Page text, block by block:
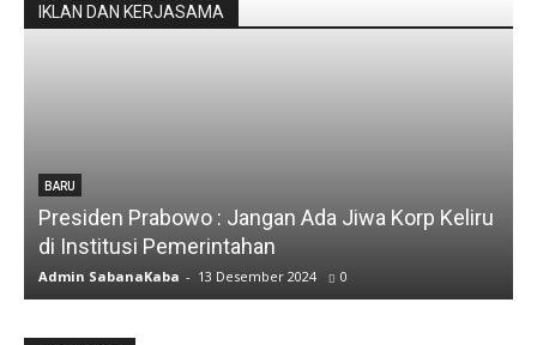
IKLAN DAN KERJASAMA
BARU
Presiden Prabowo : Jangan Ada Jiwa Korp Keliru
di Institusi Pemerintahan
Admin SabanaKaba - 13 Desember 2024 0